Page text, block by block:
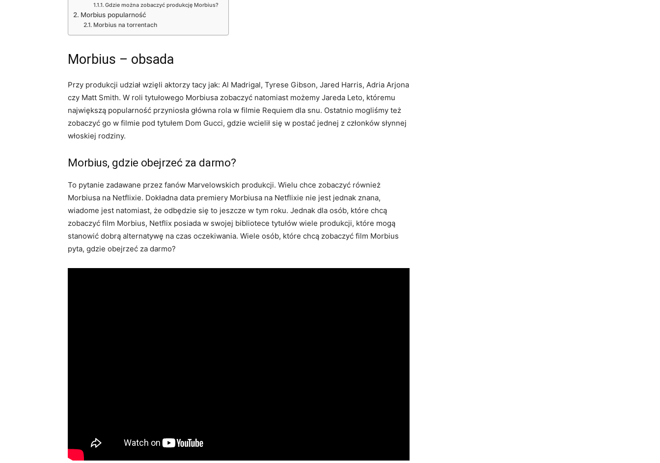
Gdzie można zobaczyć produkcję Morbius?
Morbius popularność
Morbius na torrentach
Morbius – obsada
Przy produkcji udział wzięli aktorzy tacy jak: Al Madrigal, Tyrese Gibson, Jared Harris, Adria Arjona
czy Matt Smith. W roli tytułowego Morbiusa zobaczyć natomiast możemy Jareda Leto, któremu
największą popularność przyniosła główna rola w filmie Requiem dla snu. Ostatnio mogliśmy też
zobaczyć go w filmie pod tytułem Dom Gucci, gdzie wcielił się w postać jednej z członków słynnej
włoskiej rodziny.
Morbius, gdzie obejrzeć za darmo?
To pytanie zadawane przez fanów Marvelowskich produkcji. Wielu chce zobaczyć również
Morbiusa na Netflixie. Dokładna data premiery Morbiusa na Netflixie nie jest jednak znana,
wiadome jest natomiast, że odbędzie się to jeszcze w tym roku. Jednak dla osób, które chcą
zobaczyć film Morbius, Netflix posiada w swojej bibliotece tytułów wiele produkcji, które mogą
stanowić dobrą alternatywę na czas oczekiwania. Wiele osób, które chcą zobaczyć film Morbius
pyta, gdzie obejrzeć za darmo?